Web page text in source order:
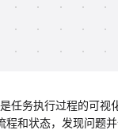
任务执行过程的可视
程和状态，发现问题